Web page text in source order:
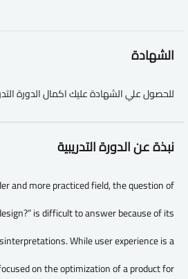
الشهادة
للحصول علي الشهادة عليك اكمال الدورة
نبذة عن الدورة التدريبية
and more practiced field, the question of
is difficult to answer because of its
While user experience is a
on the optimization of a product for